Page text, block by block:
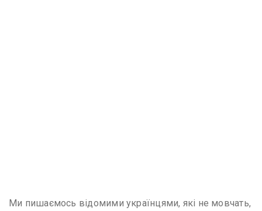
Ми пишаємось відомими українцями, які не мовчать,